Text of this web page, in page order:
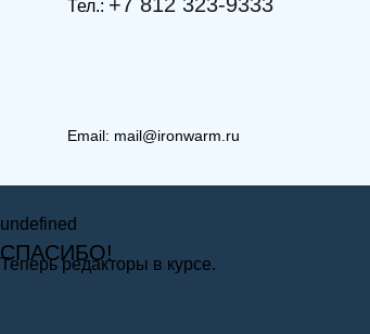
Тел.: +7 812 323-9333
Email: mail@ironwarm.ru
undefined
СПАСИБО!
Теперь редакторы в курсе.